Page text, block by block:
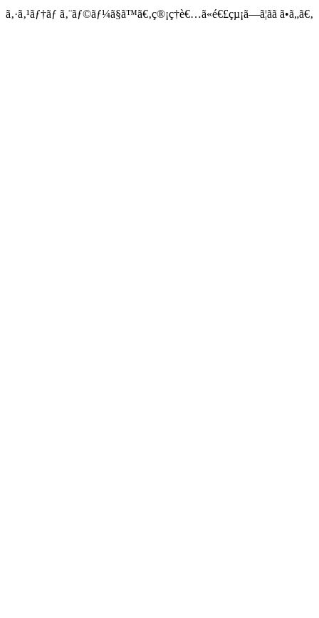
ã‚·ã‚¹ãƒ†ãƒ ã‚¨ãƒ©ãƒ¼ã§ã™ã€‚ç®¡ç†è€…ã«é€£çµ¡ã—ã¦ãã ã•ã„ã€‚